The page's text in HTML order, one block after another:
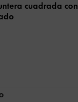
cuadrada